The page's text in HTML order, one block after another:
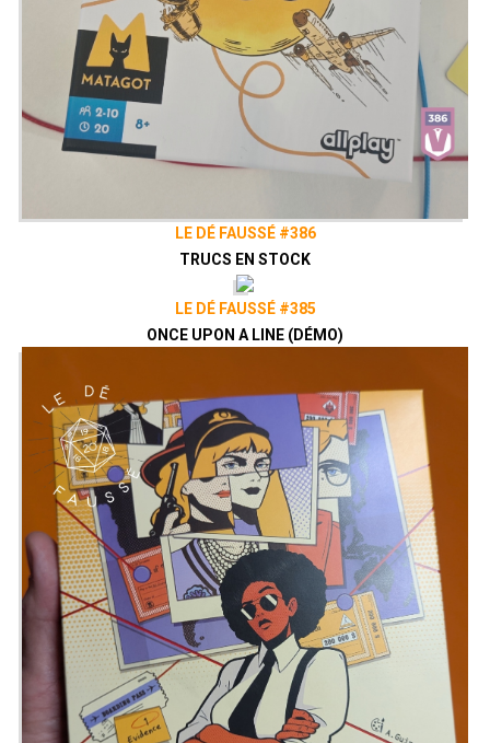
LE DÉ FAUSSÉ #386
TRUCS EN STOCK
LE DÉ FAUSSÉ #385
ONCE UPON A LINE (DÉMO)